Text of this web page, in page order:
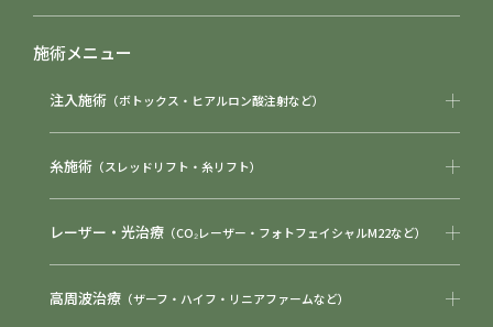
施術メニュー
注入施術 （ボトックス・ヒアルロン酸注射など）
糸施術 （スレッドリフト・糸リフト）
レーザー・光治療 （CO₂レーザー・フォトフェイシャルM22など）
高周波治療 （ザーフ・ハイフ・リニアファームなど）